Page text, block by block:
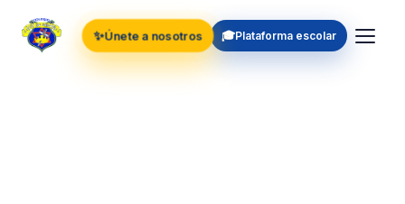
✨Únete a nosotros 🎓Plataforma escolar